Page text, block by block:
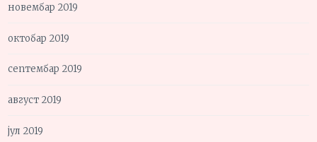
новембар 2019
октобар 2019
септембар 2019
август 2019
јул 2019